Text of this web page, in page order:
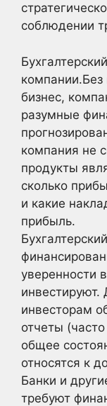
соблюдении
компании.Без
бизнес,
разумные
компания не
продукты
сколько
и какие
прибыль.
уверенности
инвестируют.
инвесторам
отчеты
общее
относятся к
Банки и
требуют